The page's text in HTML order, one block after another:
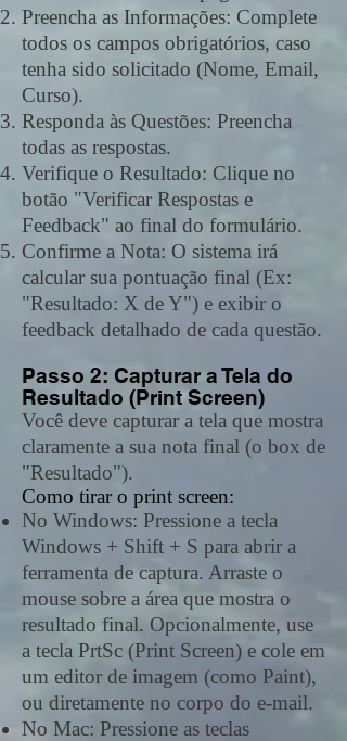
Preencha as Informações: Complete
todos os campos obrigatórios, caso
tenha sido solicitado (Nome, Email,
Curso).
Responda às Questões: Preencha
todas as respostas.
Verifique o Resultado: Clique no
botão "Verificar Respostas e
Feedback" ao final do formulário.
Confirme a Nota: O sistema irá
calcular sua pontuação final (Ex:
"Resultado: X de Y") e exibir o
feedback detalhado de cada questão.
Passo 2: Capturar a Tela do
Resultado (Print Screen)
Você deve capturar a tela que mostra
claramente a sua nota final (o box de
"Resultado").
Como tirar o print screen:
No Windows: Pressione a tecla
Windows + Shift + S para abrir a
ferramenta de captura. Arraste o
mouse sobre a área que mostra o
resultado final. Opcionalmente, use
a tecla PrtSc (Print Screen) e cole em
um editor de imagem (como Paint),
ou diretamente no corpo do e-mail.
No Mac: Pressione as teclas